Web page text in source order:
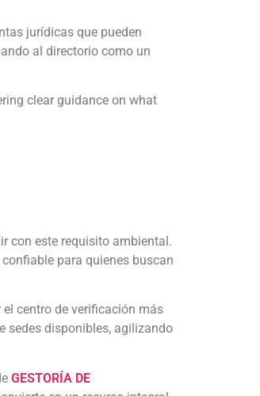
jurídicas que pueden
al directorio como un
clear guidance on what
con este requisito ambiental.
para quienes buscan
centro de verificación más
sedes disponibles, agilizando
GESTORÍA DE